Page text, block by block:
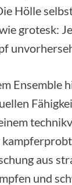
Hölle
grotesk:
Ensemble
aus
und